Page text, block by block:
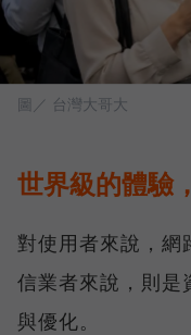
圖／ 台灣大哥大
世界級的體驗
對使用者來說，網
信業者來說，則是
與優化。